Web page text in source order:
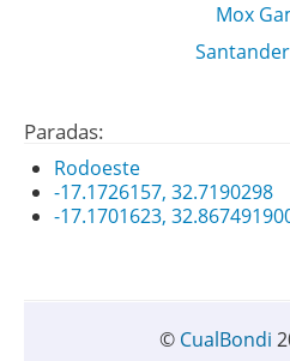
Mox
Paradas:
Rodoeste
-17.1726157, 32.7190298
-17.1701623,
© CualBondi